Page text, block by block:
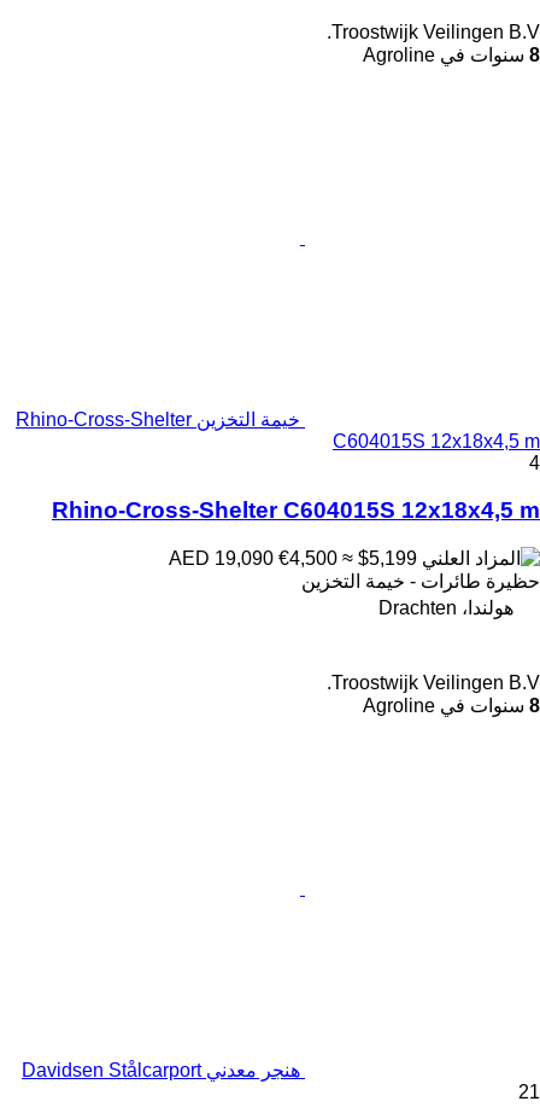
Troostwijk Veilingen B.V.
8 سنوات في Agroline
خيمة التخزين Rhino-Cross-Shelter
C604015S 12x18x4,5 m
4
Rhino-Cross-Shelter C604015S 12x18x4,5 m
€4,500 ≈ $5,199
حظيرة طائرات - خيمة التخزين
هولندا، Drachten
Troostwijk Veilingen B.V.
8 سنوات في Agroline
هنجر معدني Davidsen Stålcarport
21